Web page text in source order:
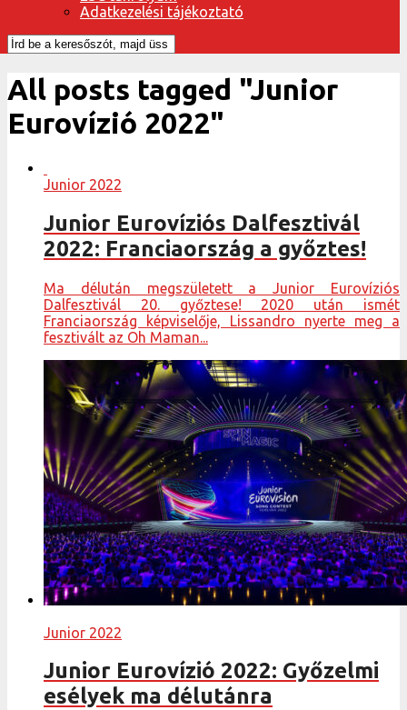
Adatkezelési tájékoztató
All posts tagged "Junior
Eurovízió 2022"
Junior 2022
Junior Eurovíziós Dalfesztivál
2022: Franciaország a győztes!
Ma délután megszületett a Junior Eurovíziós
Dalfesztivál 20. győztese! 2020 után ismét
Franciaország képviselője, Lissandro nyerte meg a
fesztivált az Oh Maman...
Junior 2022
Junior Eurovízió 2022: Győzelmi
esélyek ma délutánra